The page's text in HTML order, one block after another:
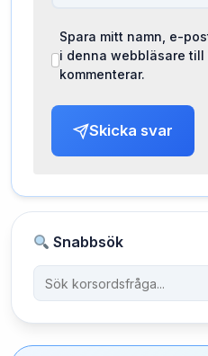
Spara mitt namn, e-
i denna webbläsare till
kommenterar.
Skicka svar
Snabbsök